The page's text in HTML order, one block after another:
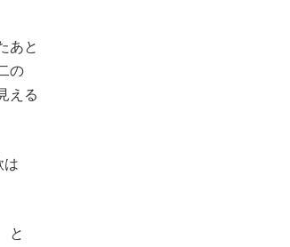
あと
の
える
は
と